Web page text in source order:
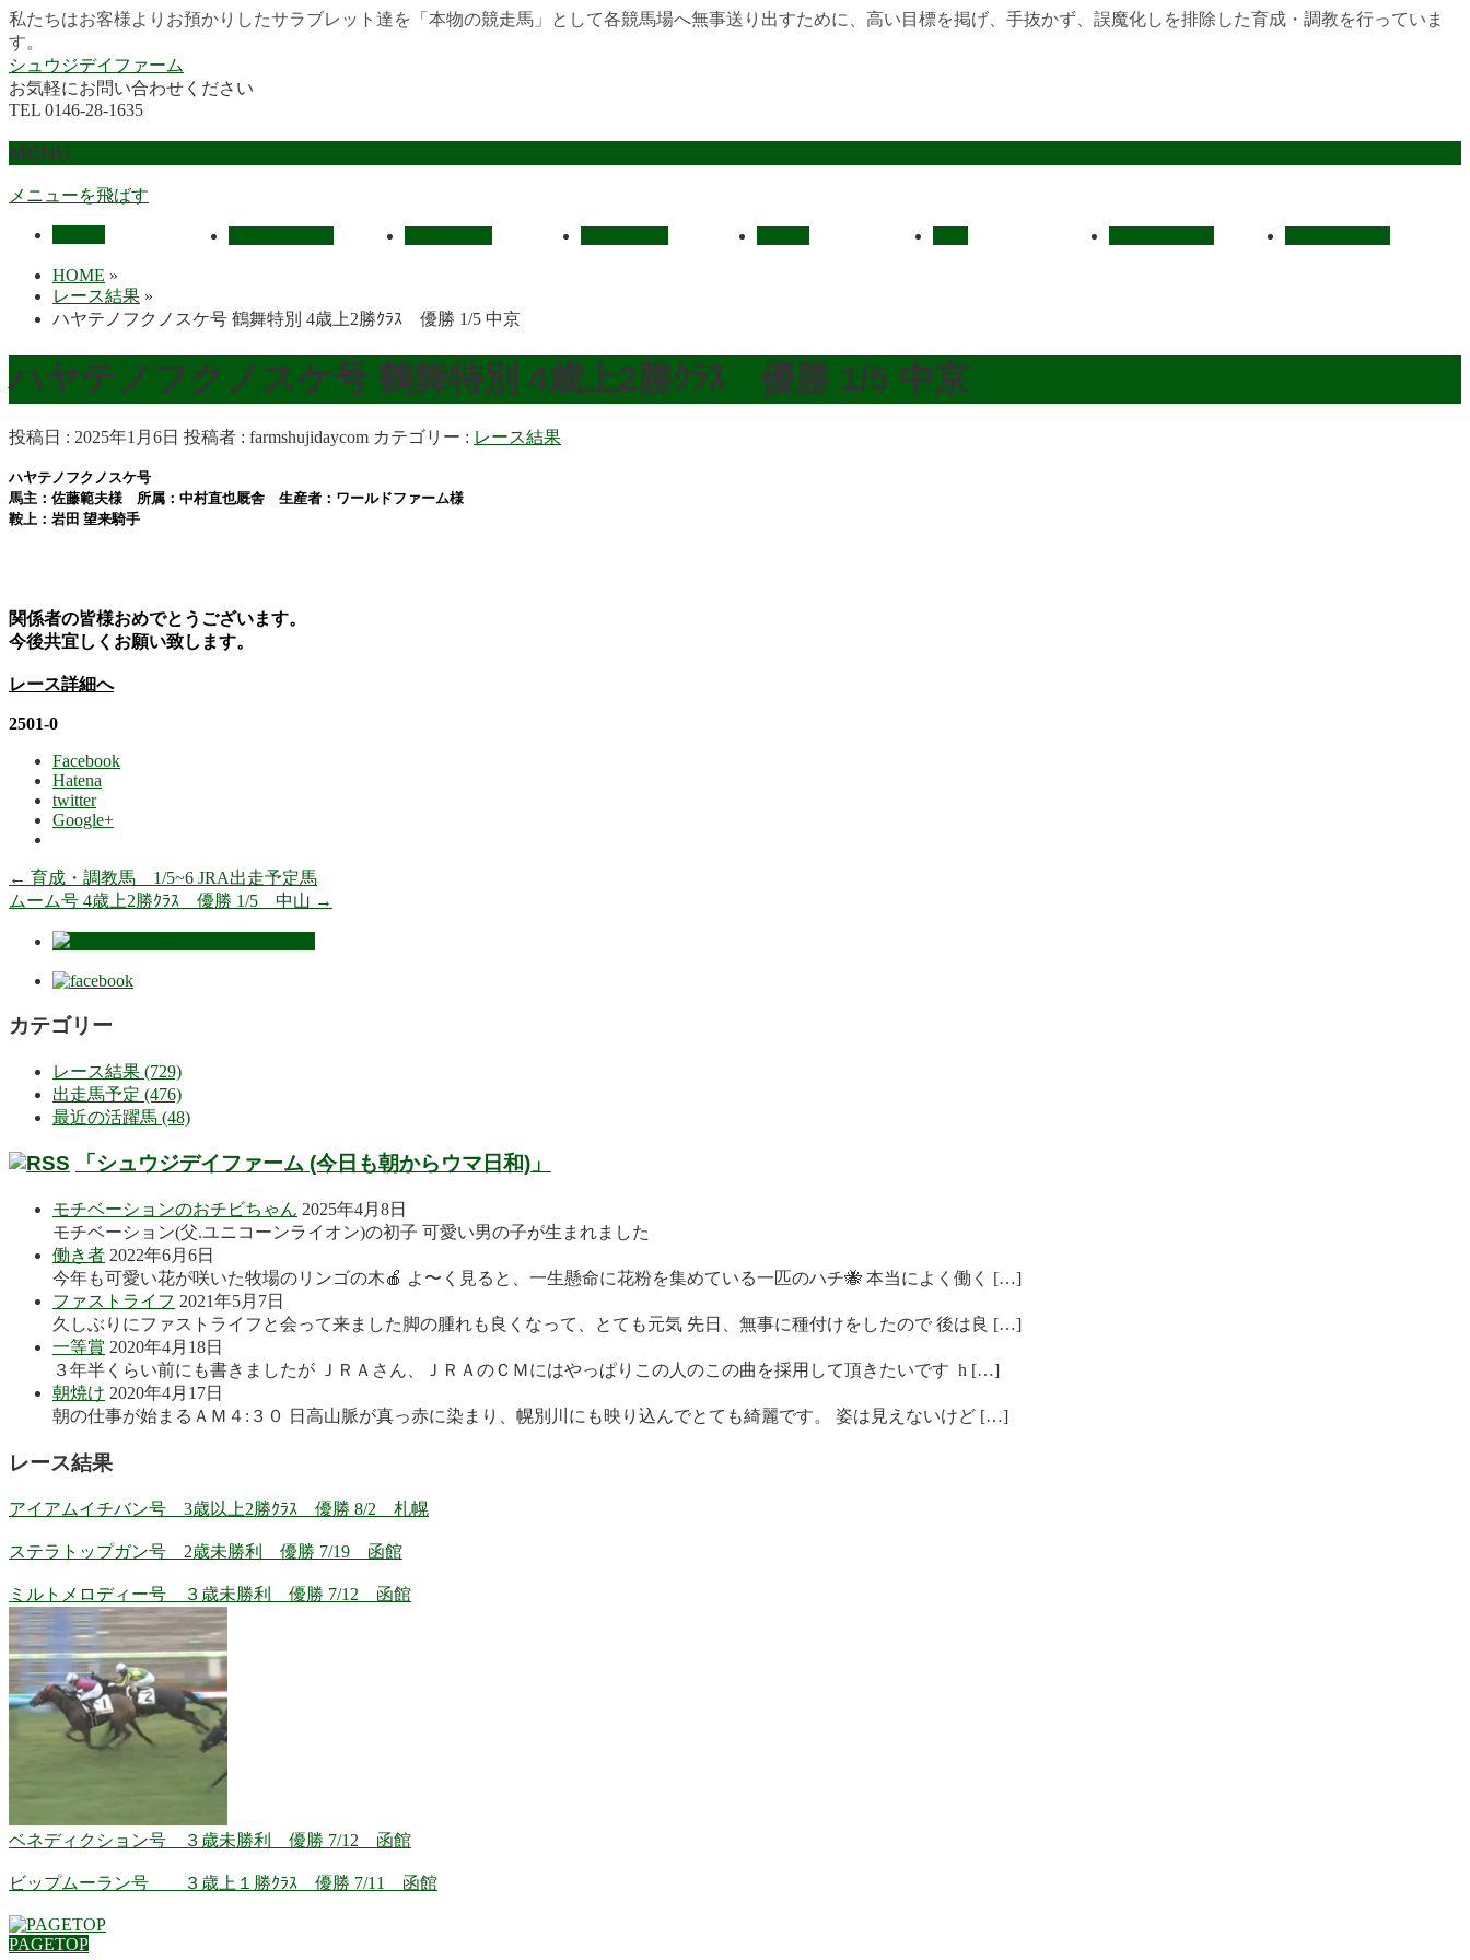
私たちはお客様よりお預かりしたサラブレット達を「本物の競走馬」として各競馬場へ無事送り出すために、高い目標を掲げ、手抜かず、誤魔化しを排除した育成・調教を行っていま
す。
シュウジデイファーム
お気軽にお問い合わせください
TEL 0146-28-1635
MENU
メニューを飛ばす
HOME »
レース結果 »
ハヤテノフクノスケ号 鶴舞特別 4歳上2勝ｸﾗｽ 優勝 1/5 中京
ハヤテノフクノスケ号 鶴舞特別 4歳上2勝ｸﾗｽ 優勝 1/5 中京
投稿日 : 2025年1月6日 投稿者 : farmshujidaycom カテゴリー : レース結果
ハヤテノフクノスケ号
馬主：佐藤範夫様 所属：中村直也厩舎 生産者：ワールドファーム様
鞍上： 岩田 望来騎手
関係者の皆様おめでとうございます。
今後共宜しくお願い致します。
レース詳細へ
2501-0
Facebook
Hatena
twitter
Google+
← 育成・調教馬 1/5~6 JRA出走予定馬
ムーム号 4歳上2勝ｸﾗｽ 優勝 1/5 中山 →
カテゴリー
レース結果 (729)
出走馬予定 (476)
最近の活躍馬 (48)
「シュウジデイファーム (今日も朝からウマ日和)」
モチベーションのおチビちゃん 2025年4月8日
モチベーション(父.ユニコーンライオン)の初子 可愛い男の子が生まれました
働き者 2022年6月6日
今年も可愛い花が咲いた牧場のリンゴの木🍎 よ〜く見ると、一生懸命に花粉を集めている一匹のハチ🐝 本当によく働く […]
ファストライフ 2021年5月7日
久しぶりにファストライフと会って来ました脚の腫れも良くなって、とても元気 先日、無事に種付けをしたので 後は良 […]
一等賞 2020年4月18日
３年半くらい前にも書きましたが ＪＲＡさん、ＪＲＡのＣＭにはやっぱりこの人のこの曲を採用して頂きたいです h […]
朝焼け 2020年4月17日
朝の仕事が始まるＡＭ４:３０ 日高山脈が真っ赤に染まり、幌別川にも映り込んでとても綺麗です。 姿は見えないけど […]
レース結果
アイアムイチバン号 3歳以上2勝ｸﾗｽ 優勝 8/2 札幌
ステラトップガン号 2歳未勝利 優勝 7/19 函館
ミルトメロディー号 ３歳未勝利 優勝 7/12 函館
ベネディクション号 ３歳未勝利 優勝 7/12 函館
ビップムーラン号 ３歳上１勝ｸﾗｽ 優勝 7/11 函館
PAGETOP